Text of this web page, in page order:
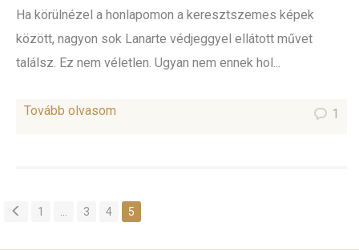
Ha körülnézel a honlapomon a keresztszemes képek
között, nagyon sok Lanarte védjeggyel ellátott művet
találsz. Ez nem véletlen. Ugyan nem ennek hol...
Tovább olvasom 1
1 3 4 5